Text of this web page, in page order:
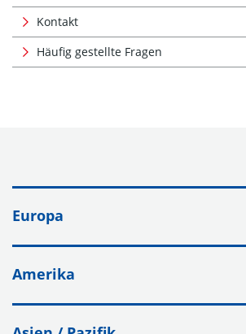
Kontakt
Häufig gestellte Fragen
Europa
Amerika